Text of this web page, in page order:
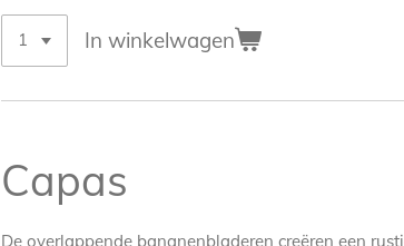
In winkelwagen
Capas
De overlappende bananenbladeren creëren een